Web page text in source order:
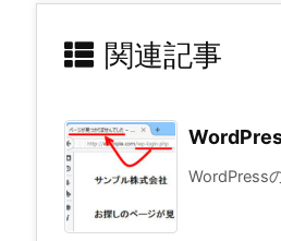
関連記事
WordPress